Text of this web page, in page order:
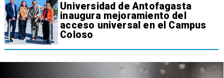
Universidad de Antofagasta
inaugura mejoramiento del
acceso universal en el Campus
Coloso